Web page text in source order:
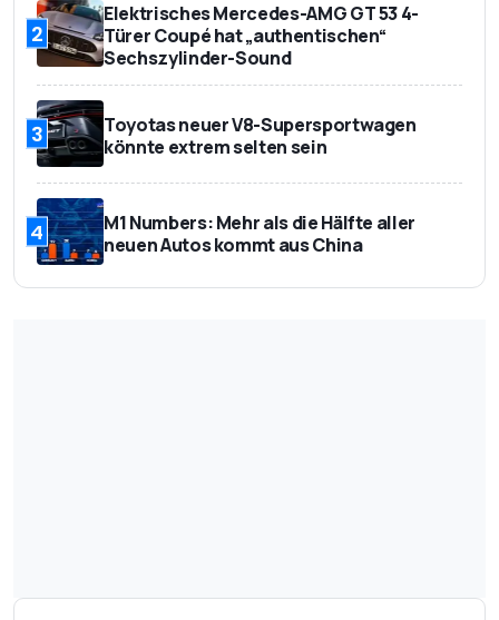
2
Elektrisches Mercedes-AMG GT 53 4-
Türer Coupé hat „authentischen“
Sechszylinder-Sound
3
Toyotas neuer V8-Supersportwagen
könnte extrem selten sein
4
M1 Numbers: Mehr als die Hälfte aller
neuen Autos kommt aus China